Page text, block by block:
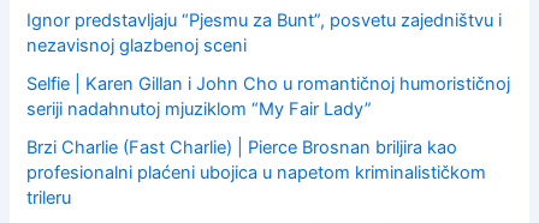
Ignor predstavljaju “Pjesmu za Bunt”, posvetu zajedništvu i
nezavisnoj glazbenoj sceni
Selfie | Karen Gillan i John Cho u romantičnoj humorističnoj
seriji nadahnutoj mjuziklom “My Fair Lady”
Brzi Charlie (Fast Charlie) | Pierce Brosnan briljira kao
profesionalni plaćeni ubojica u napetom kriminalističkom
trileru